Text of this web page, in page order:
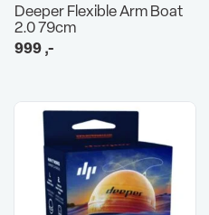
Deeper Flexible Arm Boat
2.0 79cm
999,-